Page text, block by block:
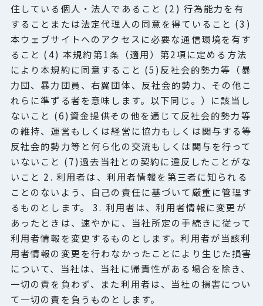
住している個人・法人であること (2) 行為能力を有
することまたは法定代理人の同意を得ていること (3)
本ウェブサイトへのアクセスに必要な通信環境を有す
ること (4) 本規約第1条（適用）第2項に定める方法
により本規約に同意すること (5)反社会的勢力等（暴
力団、暴力団員、右翼団体、反社会的勢力、その他こ
れらに準ずる者を意味します。以下同じ。）に該当し
ないこと (6)資金提供その他を通じて反社会的勢力等
の維持、運営もしくは経営に協力もしくは関与する等
反社会的勢力等と何ら化の交流もしくは関与を行って
いないこと (7)過去当社との契約に違反したことがな
いこと 2. 利用者は、利用者情報を第三者に知られる
ことのないよう、自己の責任に基づいて厳重に管理す
るものとします。 3. 利用者は、利用者情報に変更が
あったときは、速やかに、当社所定の手続きに従って
利用者情報を変更するものとします。利用者が当該利
用者情報の変更を行わなかったことにより生じた損害
について、当社は、当社に帰責性がある場合を除き、
一切の責を負わず、また利用者は、当社の損害につい
て一切の責を負うものとします。